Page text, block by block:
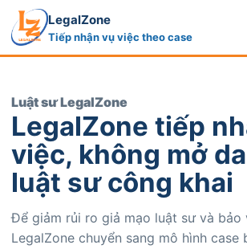
LegalZone
Tiếp nhận vụ việc theo case
Luật sư LegalZone
LegalZone tiếp
việc, không mở
luật sư công khai
Để giảm rủi ro giả mạo luật sư và bảo
LegalZone chuyển sang mô hình case